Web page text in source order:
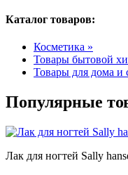
Каталог товаров:
Косметика »
Товары бытовой
Товары для дома и
Популярные
Лак для ногтей Sally